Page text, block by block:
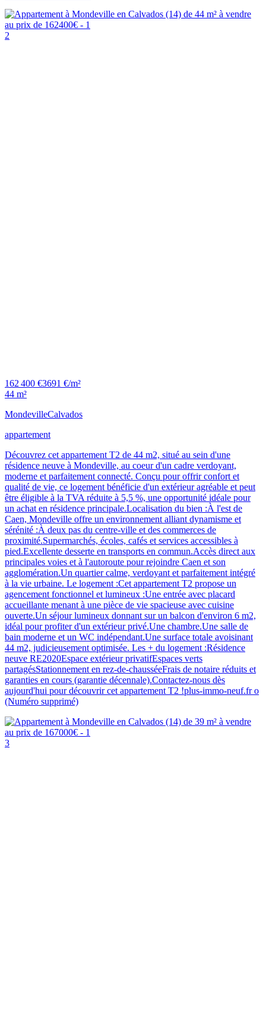
2
162 400 €3691 €/m²
44 m²
MondevilleCalvados
appartement
Découvrez cet appartement T2 de 44 m2, situé au sein d'une
résidence neuve à Mondeville, au coeur d'un cadre verdoyant,
moderne et parfaitement connecté. Conçu pour offrir confort et
qualité de vie, ce logement bénéficie d'un extérieur agréable et peut
être éligible à la TVA réduite à 5,5 %, une opportunité idéale pour
un achat en résidence principale.Localisation du bien :À l'est de
Caen, Mondeville offre un environnement alliant dynamisme et
sérénité :À deux pas du centre-ville et des commerces de
proximité.Supermarchés, écoles, cafés et services accessibles à
pied.Excellente desserte en transports en commun.Accès direct aux
principales voies et à l'autoroute pour rejoindre Caen et son
agglomération.Un quartier calme, verdoyant et parfaitement intégré
à la vie urbaine. Le logement :Cet appartement T2 propose un
agencement fonctionnel et lumineux :Une entrée avec placard
accueillante menant à une pièce de vie spacieuse avec cuisine
ouverte.Un séjour lumineux donnant sur un balcon d'environ 6 m2,
idéal pour profiter d'un extérieur privé.Une chambre.Une salle de
bain moderne et un WC indépendant.Une surface totale avoisinant
44 m2, judicieusement optimisée. Les + du logement :Résidence
neuve RE2020Espace extérieur privatifEspaces verts
partagésStationnement en rez-de-chausséeFrais de notaire réduits et
garanties en cours (garantie décennale).Contactez-nous dès
aujourd'hui pour découvrir cet appartement T2 !plus-immo-neuf.fr o
(Numéro supprimé)
3